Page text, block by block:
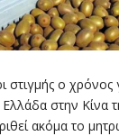
στιγμής ο χρόνος
Ελλάδα στην Κίνα
ακόμα το